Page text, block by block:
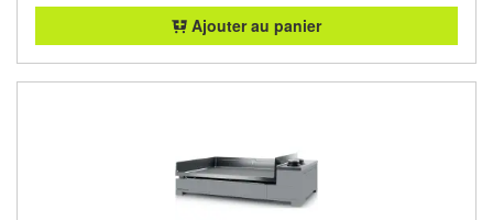
Ajouter au panier